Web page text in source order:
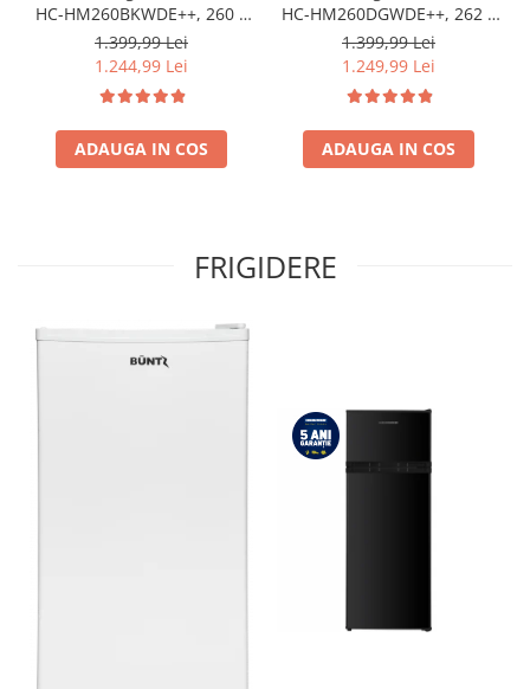
HC-HM260BKWDE++, 260 l,
Clasa E, Lumina LED,
Dozator de apa, Usi
1.399,99 Lei
1.244,99 Lei
ADAUGA IN COS
HC-HM260DGWDE++, 262 l,
Clasa E, Dozator de apa,
Control electronic cu
LED, 3 rafturi din sticla
frigider, 3 sertare
congelator, Usa reversibila
1.399,99 Lei
1.249,99 Lei
ADAUGA IN COS
FRIGIDERE